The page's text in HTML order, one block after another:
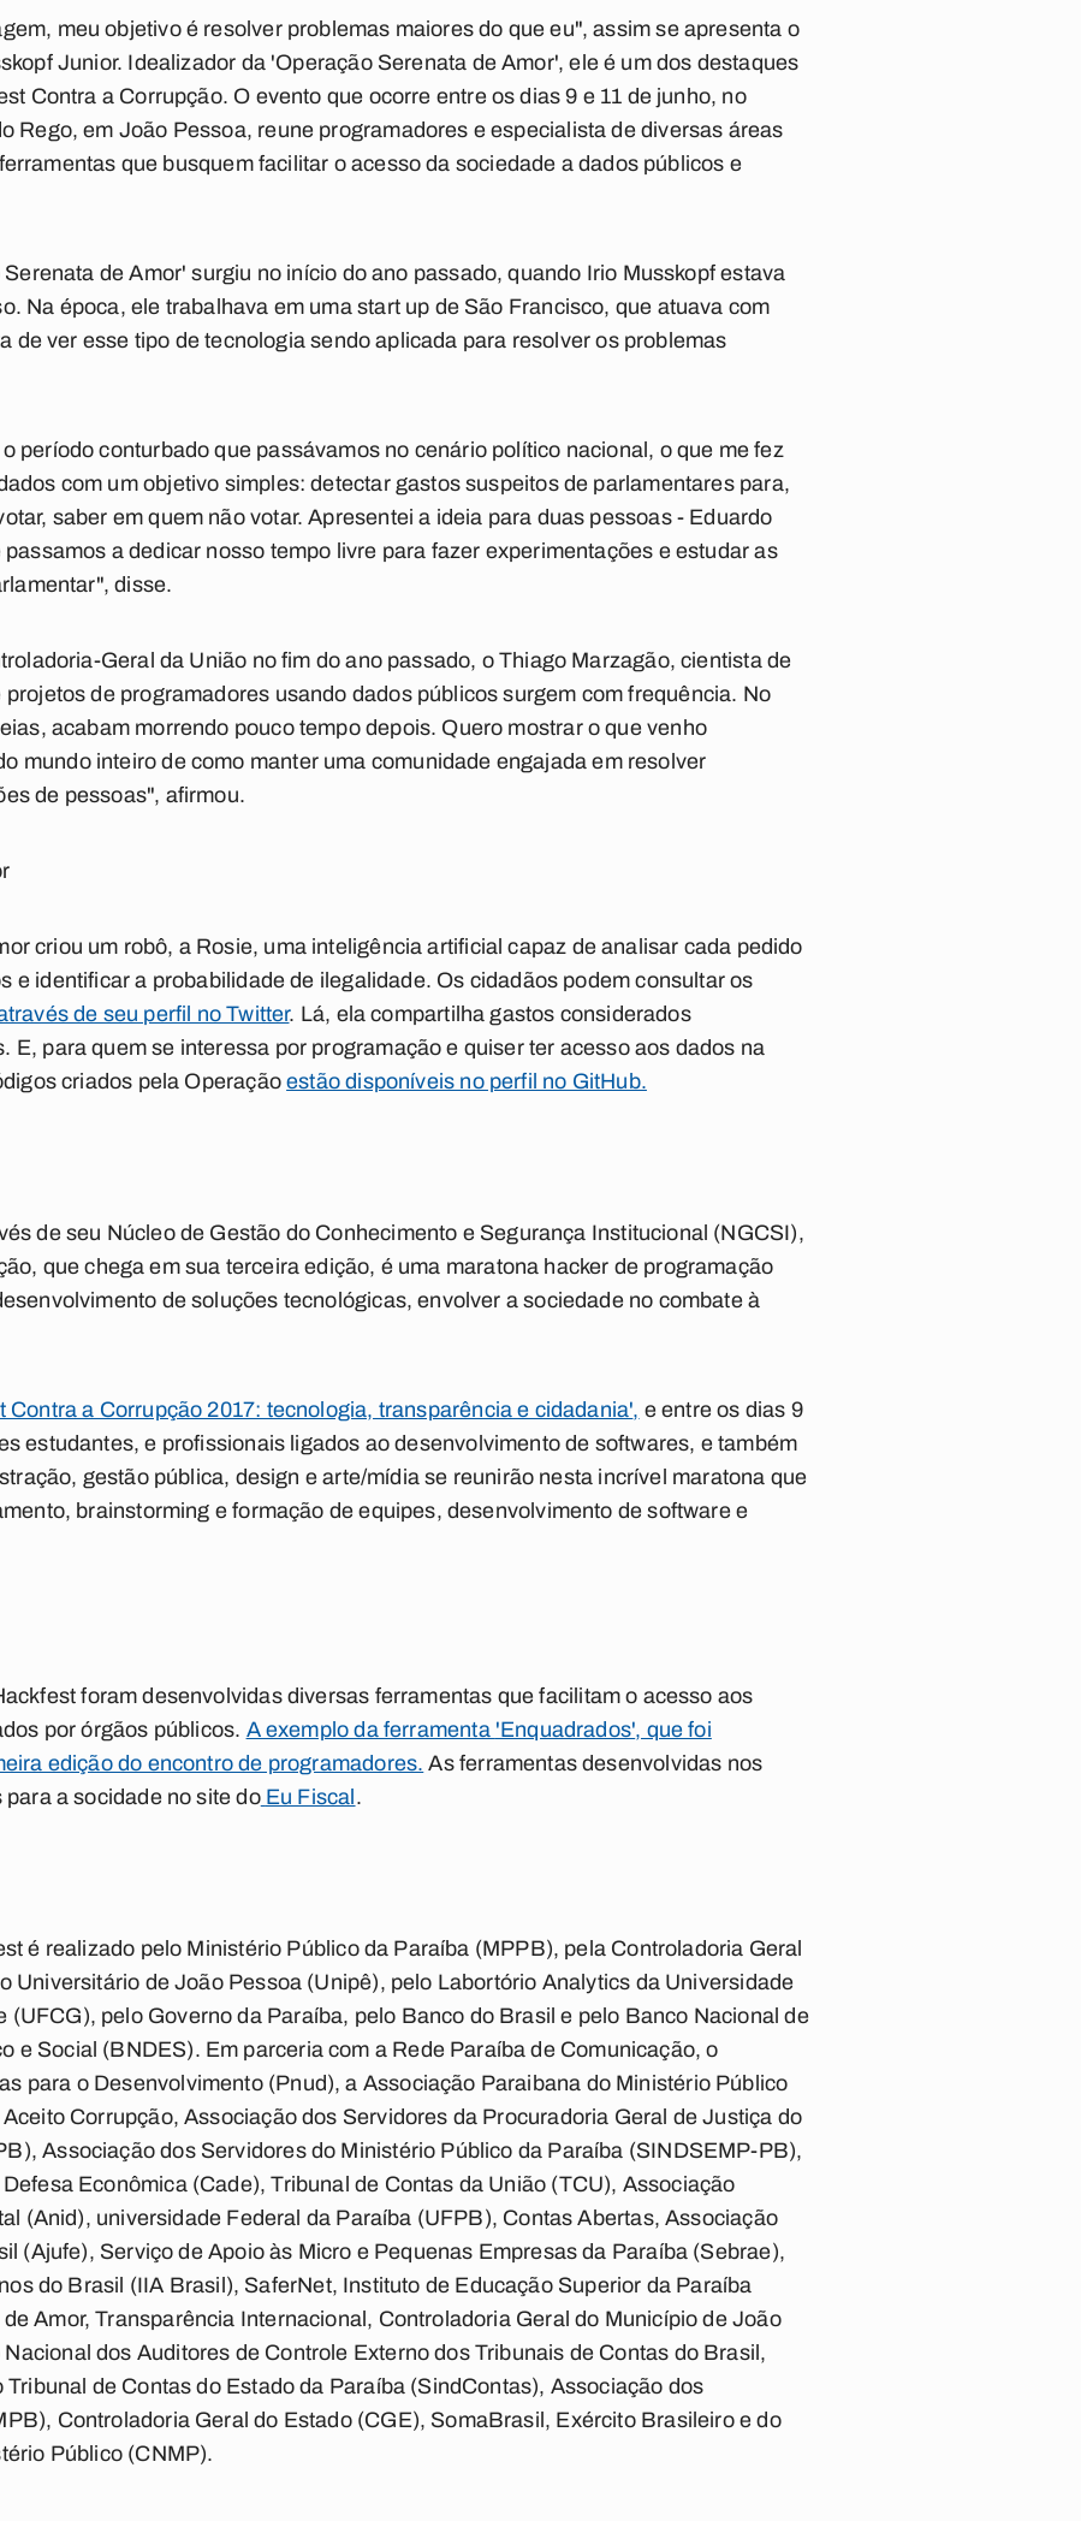
meu objetivo é resolver problemas maiores do que eu", assim se apresenta o
Junior. Idealizador da 'Operação Serenata de Amor', ele é um dos destaques
Contra a Corrupção. O evento que ocorre entre os dias9 e 11 de junho, no
Rego, em João Pessoa, reune programadores e especialista de diversas áreas
que busquem facilitar o acesso da sociedade a dados públicos e
de Amor' surgiu no início do ano passado, quando Irio Musskopf estava
Na época, ele trabalhava em uma start up de São Francisco, que atuava com
de ver esse tipo de tecnologia sendo aplicada para resolver os problemas
período conturbado que passávamos no cenário político nacional, o que me fez
com um objetivo simples: detectar gastos suspeitos de parlamentares para,
saber em quem não votar. Apresentei a ideia para duas pessoas - Eduardo
a dedicar nosso tempo livre para fazer experimentações e estudar as
disse.
Geral da União no fim do ano passado, o Thiago Marzagão, cientista de
de programadores usando dados públicos surgem com frequência. No
acabam morrendo pouco tempo depois. Quero mostrar o que venho
mundo inteiro de como manter uma comunidade engajada em resolver
de pessoas", afirmou.
criou um robô, a Rosie, uma inteligência artificial capaz de analisar cada pedido
e identificar a probabilidade de ilegalidade. Os cidadãos podem consultar os
de seu perfil no Twitter. Lá, ela compartilha gastos considerados
E, para quem se interessa por programação e quiser ter acesso aos dados na
criados pela Operaçãoestão disponíveis no perfil no GitHub.
de seu Núcleo de Gestão do Conhecimento e Segurança Institucional (NGCSI),
, que chega em sua terceira edição, é uma maratona hacker de programação
de soluções tecnológicas, envolver a sociedade no combate à
Contra a Corrupção 2017: tecnologia, transparência e cidadania', e entre os dias 9
estudantes, e profissionais ligados ao desenvolvimento de softwares, e também
gestão pública, design e arte/mídia se reunirão nesta incrível maratona que
brainstorming e formação de equipes, desenvolvimento de software e
foram desenvolvidas diversas ferramentas que facilitam o acesso aos
por órgãos públicos. A exemplo da ferramenta 'Enquadrados', que foi
edição do encontro de programadores. As ferramentas desenvolvidas nos
a socidade no site do Eu Fiscal .
é realizado pelo Ministério Público da Paraíba (MPPB), pela Controladoria Geral
Universitário de João Pessoa (Unipê), pelo Labortório Analytics da Universidade
(UFCG), pelo Governo da Paraíba, pelo Banco do Brasil e pelo Banco Nacional de
e Social (BNDES). Em parceria com a Rede Paraíba de Comunicação, o
para o Desenvolvimento (Pnud), a Associação Paraibana do Ministério Público
Corrupção, Associação dos Servidores da Procuradoria Geral de Justiça do
Associação dos Servidores do Ministério Público da Paraíba (SINDSEMP-PB),
Econômica (Cade), Tribunal de Contas da União (TCU), Associação
(Anid), universidade Federal da Paraíba (UFPB), Contas Abertas, Associação
(Ajufe), Serviço de Apoio às Micro e Pequenas Empresas da Paraíba (Sebrae),
do Brasil (IIA Brasil), SaferNet, Instituto de Educação Superior da Paraíba
Amor, Transparência Internacional, Controladoria Geral do Município de João
dos Auditores de Controle Externo dos Tribunais de Contas do Brasil,
de Contas do Estado da Paraíba (SindContas), Associação dos
Controladoria Geral do Estado (CGE), SomaBrasil, Exército Brasileiro e do
Público (CNMP).